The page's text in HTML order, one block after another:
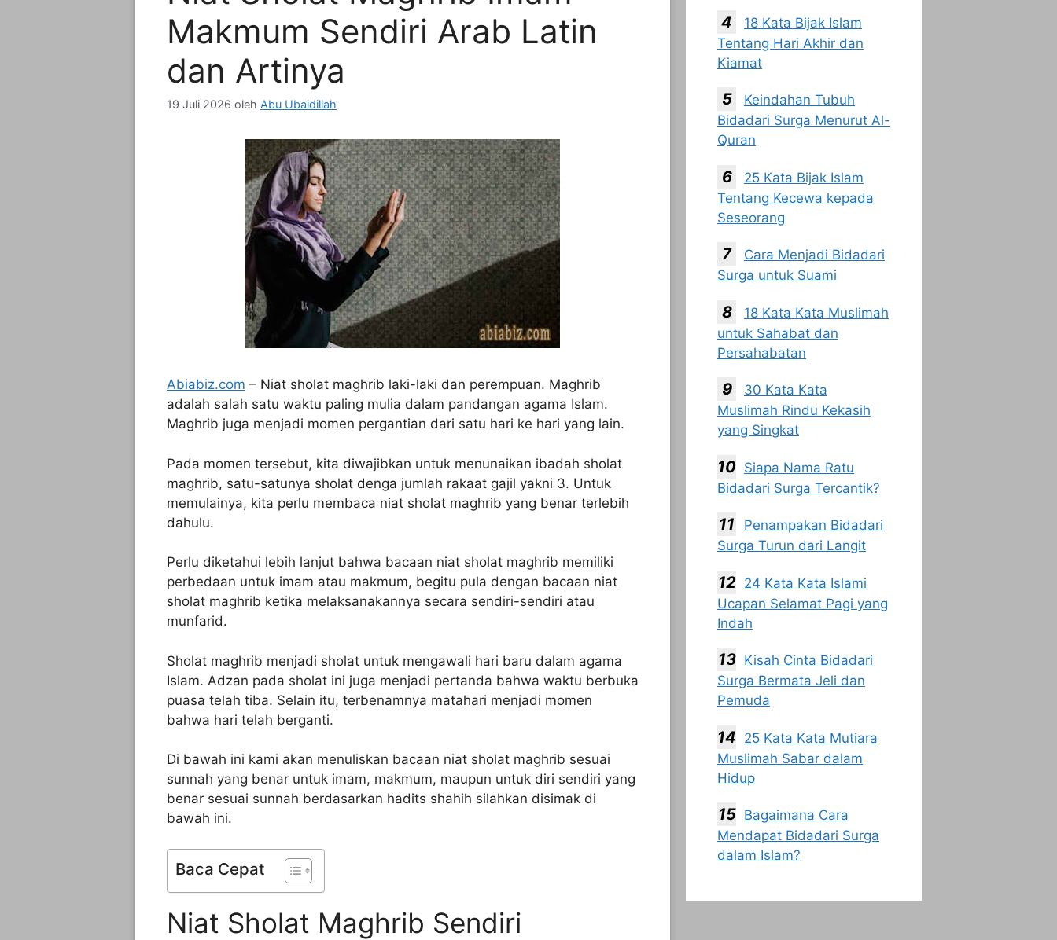
Makmum Sendiri Arab Latin
dan Artinya
19 Juli 2026 oleh Abu Ubaidillah
Abiabiz.com – Niat sholat maghrib laki-laki dan perempuan. Maghrib
adalah salah satu waktu paling mulia dalam pandangan agama Islam.
Maghrib juga menjadi momen pergantian dari satu hari ke hari yang lain.
Pada momen tersebut, kita diwajibkan untuk menunaikan ibadah sholat
maghrib, satu-satunya sholat denga jumlah rakaat gajil yakni 3. Untuk
memulainya, kita perlu membaca niat sholat maghrib yang benar terlebih
dahulu.
Perlu diketahui lebih lanjut bahwa bacaan niat sholat maghrib memiliki
perbedaan untuk imam atau makmum, begitu pula dengan bacaan niat
sholat maghrib ketika melaksanakannya secara sendiri-sendiri atau
munfarid.
Sholat maghrib menjadi sholat untuk mengawali hari baru dalam agama
Islam. Adzan pada sholat ini juga menjadi pertanda bahwa waktu berbuka
puasa telah tiba. Selain itu, terbenamnya matahari menjadi momen
bahwa hari telah berganti.
Di bawah ini kami akan menuliskan bacaan niat sholat maghrib sesuai
sunnah yang benar untuk imam, makmum, maupun untuk diri sendiri yang
benar sesuai sunnah berdasarkan hadits shahih silahkan disimak di
bawah ini.
Baca Cepat
Niat Sholat Maghrib Sendiri
18 Kata Bijak Islam
Tentang Hari Akhir dan
Kiamat
Keindahan Tubuh
Bidadari Surga Menurut Al-
Quran
25 Kata Bijak Islam
Tentang Kecewa kepada
Seseorang
Cara Menjadi Bidadari
Surga untuk Suami
18 Kata Kata Muslimah
untuk Sahabat dan
Persahabatan
30 Kata Kata
Muslimah Rindu Kekasih
yang Singkat
Siapa Nama Ratu
Bidadari Surga Tercantik?
Penampakan Bidadari
Surga Turun dari Langit
24 Kata Kata Islami
Ucapan Selamat Pagi yang
Indah
Kisah Cinta Bidadari
Surga Bermata Jeli dan
Pemuda
25 Kata Kata Mutiara
Muslimah Sabar dalam
Hidup
Bagaimana Cara
Mendapat Bidadari Surga
dalam Islam?